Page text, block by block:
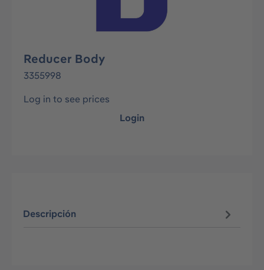
Reducer Body
3355998
Log in to see prices
Login
Descripción